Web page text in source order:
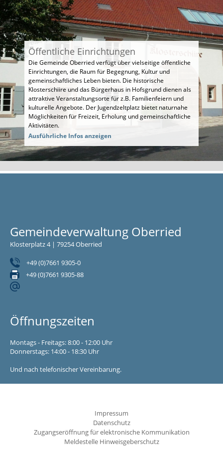
Öffentliche Einrichtungen
Die Gemeinde Oberried verfügt über vielseitige öffentliche
Einrichtungen, die Raum für Begegnung, Kultur und
gemeinschaftliches Leben bieten. Die historische
Klosterschiire und das Bürgerhaus in Hofsgrund dienen als
attraktive Veranstaltungsorte für z.B. Familienfeiern und
kulturelle Angebote. Der Jugendzeltplatz bietet naturnahe
Möglichkeiten für Freizeit, Erholung und gemeinschaftliche
Aktivitäten.
Ausführliche Infos anzeigen
Gemeindeverwaltung Oberried
Klosterplatz 4 | 79254 Oberried
+49 (0)7661 9305-0
+49 (0)7661 9305-88
Öffnungszeiten
Montags - Freitags: 8:00 - 12:00 Uhr
Donnerstags: 14:00 - 18:30 Uhr
Und nach telefonischer Vereinbarung.
Impressum
Datenschutz
Zugangseröffnung für elektronische Kommunikation
Meldestelle Hinweisgeberschutz